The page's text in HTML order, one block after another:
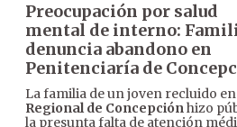
Preocupación por salud
mental de interno:
denuncia abandono en
Penitenciaría de
La familia de un joven recluido
Regional de Concepciónhizo
la presunta falta de atención